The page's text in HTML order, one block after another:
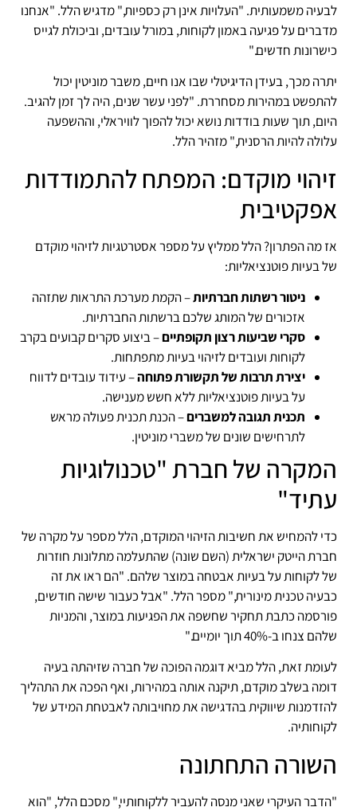
לבעיה משמעותית. "העלויות אינן רק כספיות," מדגיש הלל. "אנחנו
מדברים על פגיעה באמון לקוחות, במורל עובדים, וביכולת לגייס
כישרונות חדשים."
יתרה מכך, בעידן הדיגיטלי שבו אנו חיים, משבר מוניטין יכול
להתפשט במהירות מסחררת. "לפני עשר שנים, היה לך זמן להגיב.
היום, תוך שעות בודדות נושא יכול להפוך לוויראלי, וההשפעה
עלולה להיות הרסנית," מזהיר הלל.
זיהוי מוקדם: המפתח להתמודדות
אפקטיבית
אז מה הפתרון? הלל ממליץ על מספר אסטרטגיות לזיהוי מוקדם
של בעיות פוטנציאליות:
ניטור רשתות חברתיות– הקמת מערכת התראות שתזהה
אזכורים של המותג שלכם ברשתות החברתיות.
סקרי שביעות רצון תקופתיים– ביצוע סקרים קבועים בקרב
לקוחות ועובדים לזיהוי בעיות מתפתחות.
יצירת תרבות של תקשורת פתוחה– עידוד עובדים לדווח
על בעיות פוטנציאליות ללא חשש מענישה.
תכנית תגובה למשברים– הכנת תכנית פעולה מראש
לתרחישים שונים של משברי מוניטין.
המקרה של חברת "טכנולוגיות
עתיד"
כדי להמחיש את חשיבות הזיהוי המוקדם, הלל מספר על מקרה של
חברת הייטק ישראלית (השם שונה) שהתעלמה מתלונות חוזרות
של לקוחות על בעיות אבטחה במוצר שלהם. "הם ראו את זה
כבעיה טכנית מינורית," מספר הלל. "אבל כעבור שישה חודשים,
פורסמה כתבת תחקיר שחשפה את הפגיעות במוצר, והמניות
שלהם צנחו ב-40% תוך יומיים."
לעומת זאת, הלל מביא דוגמה הפוכה של חברה שזיהתה בעיה
דומה בשלב מוקדם, תיקנה אותה במהירות, ואף הפכה את התהליך
להזדמנות שיווקית בהדגישה את מחויבותה לאבטחת המידע של
לקוחותיה.
השורה התחתונה
"הדבר העיקרי שאני מנסה להעביר ללקוחותיי," מסכם הלל, "הוא